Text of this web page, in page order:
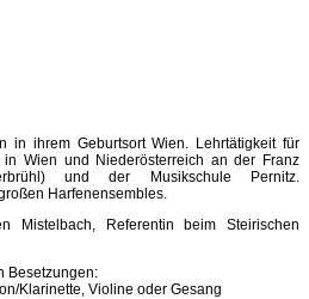
in ihrem Geburtsort Wien. Lehrtätigkeit für
in Wien und Niederösterreich an der Franz
und der Musikschule Pernitz.
Harfenensembles.
Mistelbach, Referentin beim Steirischen
Besetzungen:
Klarinette, Violine oder Gesang